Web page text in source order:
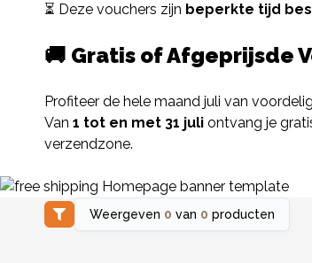
⏳ Deze vouchers zijn beperkte tijd
🚚 Gratis of Afgeprijsde
Profiteer de hele maand juli van
Van 1 tot en met 31 juli ontvang je
verzendzone.
Weergeven 0 van 0 producten